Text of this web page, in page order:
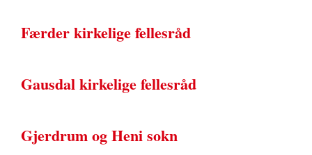
Færder kirkelige fellesråd
Gausdal kirkelige fellesråd
Gjerdrum og Heni sokn